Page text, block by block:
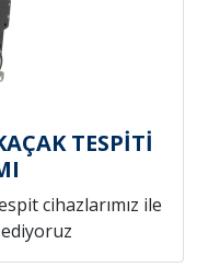
TESPİTİ
cihazlarımız ile